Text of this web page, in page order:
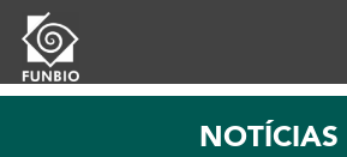
NOTÍCIAS